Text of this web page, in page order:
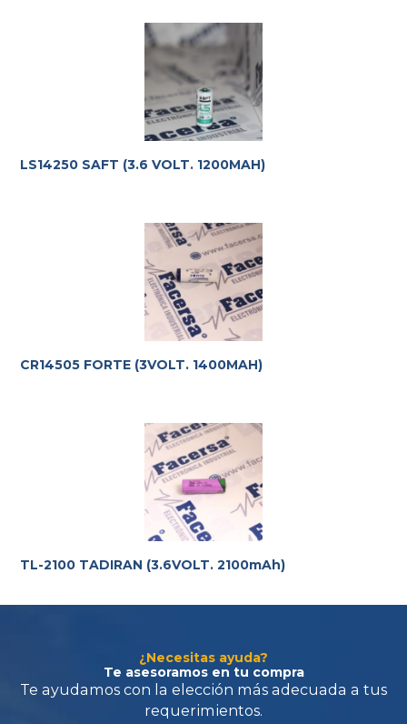
LS14250 SAFT (3.6 VOLT. 1200MAH)
CR14505 FORTE (3VOLT. 1400MAH)
TL-2100 TADIRAN (3.6VOLT. 2100mAh)
¿Necesitas ayuda?
Te asesoramos en tu compra
Te ayudamos con la elección más adecuada
requerimientos.